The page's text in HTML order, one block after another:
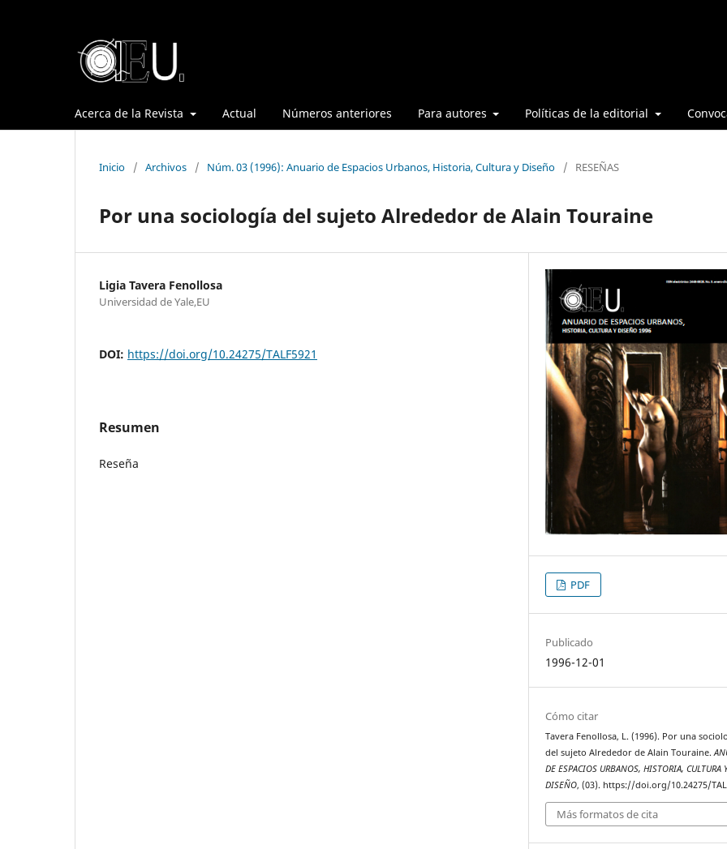
Acerca de la Revista Actual Números anteriores Para autores Políticas de la editorial
Inicio / Archivos / Núm. 03 (1996): Anuario de Espacios Urbanos, Historia, Cultura y Diseño / RESEÑAS
Por una sociología del sujeto Alrededor de Alain Touraine
Ligia Tavera Fenollosa
Universidad de Yale,EU
DOI: https://doi.org/10.24275/TALF5921
Resumen
Reseña
PDF
Publicado
1996-12-01
Cómo citar
Tavera Fenollosa, L. (1996). Por una
del sujeto Alrededor de Alain Touraine.
DE ESPACIOS URBANOS, HISTORIA, CULTURA
DISEÑO, (03). https://doi.org/10.24275/
Más formatos de cita